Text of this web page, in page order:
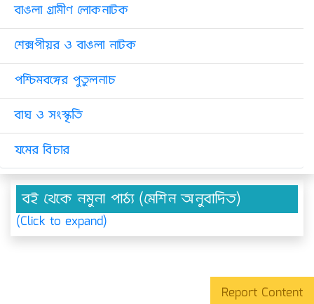
বাঙলা গ্রামীণ লোকনাটক
শেক্সপীয়র ও বাঙলা নাটক
পশ্চিমবঙ্গের পুতুলনাচ
বাঘ ও সংস্কৃতি
যমের বিচার
বই থেকে নমুনা পাঠ্য (মেশিন অনুবাদিত)
(Click to expand)
Report Content